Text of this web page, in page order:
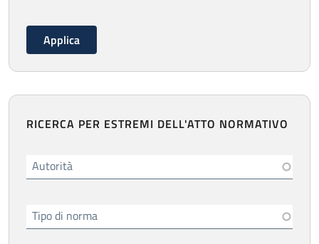
RICERCA PER ESTREMI DELL'ATTO NORMATIVO
Autorità
Tipo di norma